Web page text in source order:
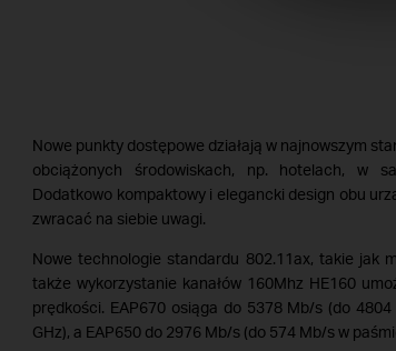
Nowe punkty dostępowe działają w najnowszym
obciążonych środowiskach, np. hotelach, w
Dodatkowo kompaktowy i elegancki design obu
zwracać na siebie uwagi.
Nowe technologie standardu 802.11ax, takie jak
także wykorzystanie kanałów 160Mhz HE160
prędkości. EAP670 osiąga do 5378 Mb/s (do
GHz), a EAP650 do 2976 Mb/s (do 574 Mb/s w